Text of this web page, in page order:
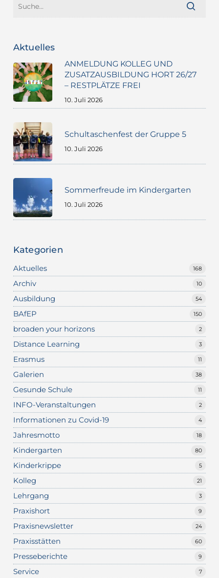
Aktuelles
ANMELDUNG KOLLEG UND
ZUSATZAUSBILDUNG HORT 26/27
– RESTPLÄTZE FREI
10. Juli 2026
Schultaschenfest der Gruppe 5
10. Juli 2026
Sommerfreude im Kindergarten
10. Juli 2026
Kategorien
Aktuelles 168
Archiv 10
Ausbildung 54
BAfEP 150
broaden your horizons 2
Distance Learning 3
Erasmus 11
Galerien 38
Gesunde Schule 11
INFO-Veranstaltungen 2
Informationen zu Covid-19 4
Jahresmotto 18
Kindergarten 80
Kinderkrippe 5
Kolleg 21
Lehrgang 3
Praxishort 9
Praxisnewsletter 24
Praxisstätten 60
Presseberichte 9
Service 7